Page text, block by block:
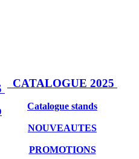
CATALOGUE 2025
Catalogue stands
NOUVEAUTES
PROMOTIONS